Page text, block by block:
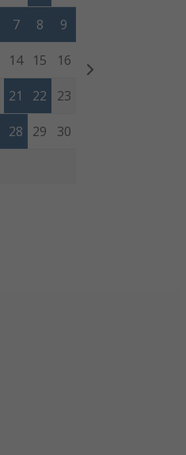
7 8 9
14 15 16
21 22 23
28 29 30